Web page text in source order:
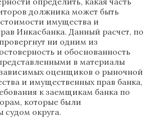
должника может быть
имущества и
Инкасбанка. Данный расчет, по
ни одним из
и обоснованность
в материалы
оценщиков о рыночной
и имущественных прав банка,
к заемщикам банка по
которые были
судом округа.